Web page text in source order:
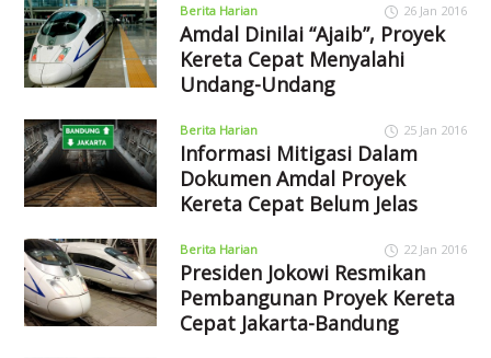
Berita Harian 26 Jan 2016
Amdal Dinilai “Ajaib”, Proyek
Kereta Cepat Menyalahi
Undang-Undang
Berita Harian 25 Jan 2016
Informasi Mitigasi Dalam
Dokumen Amdal Proyek
Kereta Cepat Belum Jelas
Berita Harian 22 Jan 2016
Presiden Jokowi Resmikan
Pembangunan Proyek Kereta
Cepat Jakarta-Bandung